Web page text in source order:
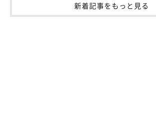
新着記事をもっと見る